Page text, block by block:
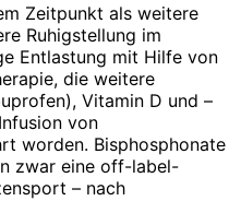
Zeitpunkt als weitere
Ruhigstellung im
Entlastung mit Hilfe von
die weitere
Vitamin D und –
von
worden. Bisphosphonate
zwar eine off-label-
– nach